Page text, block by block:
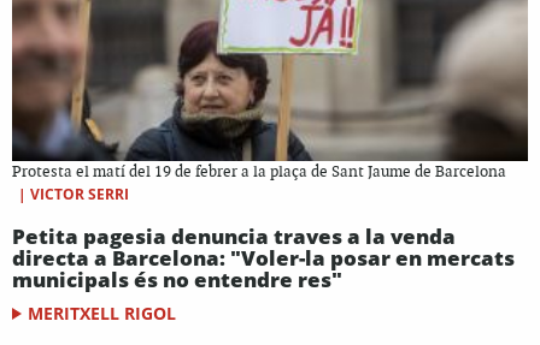
Protesta el matí del 19 de febrer a la plaça de Sant Jaume de Barcelona
| VICTOR SERRI
Petita pagesia denuncia traves a la venda
directa a Barcelona: "Voler-la posar en mercats
municipals és no entendre res"
MERITXELL RIGOL